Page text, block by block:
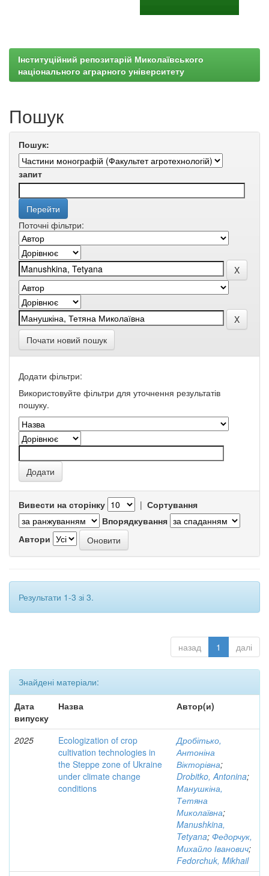
Інституційний репозитарій Миколаївського
національного аграрного університету
Пошук
Пошук:
запит
Поточні фільтри:
Почати новий пошук
Додати фільтри:
Використовуйте фільтри для уточнення результатів
пошуку.
Вивести на сторінку | Сортування
Впорядкування
Автори
Результати 1-3 зі 3.
назад 1 далі
Знайдені матеріали:
Дата
випуску
Назва Автор(и)
2025
Ecologization of crop
cultivation technologies in
the Steppe zone of Ukraine
under climate change
conditions
Дробітько,
Антоніна
Вікторівна;
Drobitko, Antonina;
Манушкіна,
Тетяна
Миколаївна;
Manushkina,
Tetyana; Федорчук,
Михайло Іванович;
Fedorchuk, Mikhail